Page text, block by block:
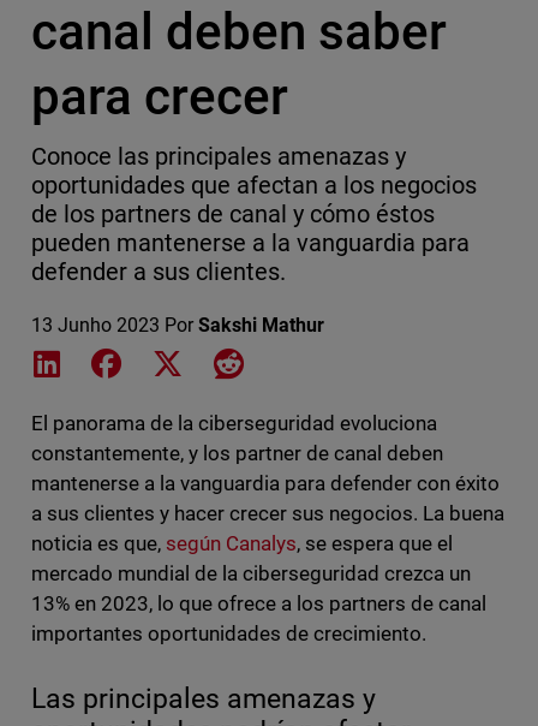
canal deben saber
para crecer
Conoce las principales amenazas y
oportunidades que afectan a los negocios
de los partners de canal y cómo éstos
pueden mantenerse a la vanguardia para
defender a sus clientes.
13 Junho 2023 Por Sakshi Mathur
Share on LinkedIn
Share on Facebook
Share on XShare on Reddit
El panorama de la ciberseguridad evoluciona
constantemente, y los partner de canal deben
mantenerse a la vanguardia para defender con éxito
a sus clientes y hacer crecer sus negocios. La buena
noticia es que, según Canalys, se espera que el
mercado mundial de la ciberseguridad crezca un
13% en 2023, lo que ofrece a los partners de canal
importantes oportunidades de crecimiento.
Las principales amenazas y